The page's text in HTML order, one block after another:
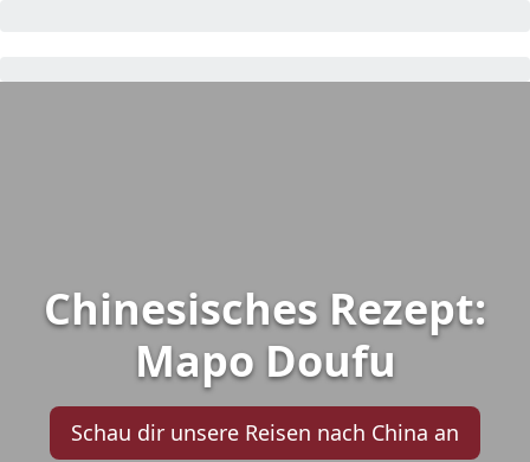
Chinesisches Rezept:
Mapo Doufu
Schau dir unsere Reisen nach China an